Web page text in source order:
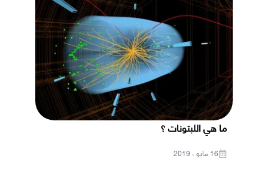
ما هي اللبتونات ؟
16 مايو ، 2019